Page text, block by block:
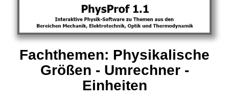
Fachthemen: Physikalische
Größen - Umrechner -
Einheiten